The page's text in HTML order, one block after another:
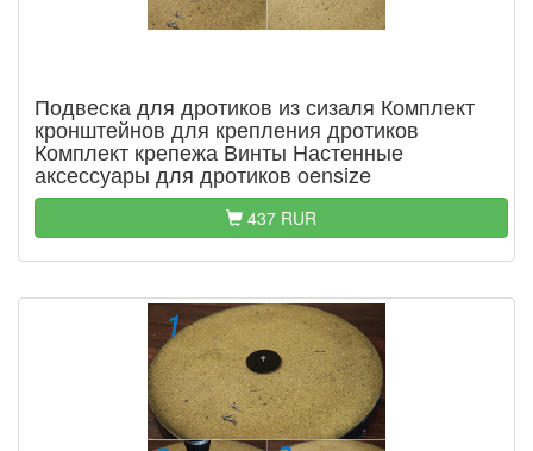
Подвеска для дротиков из сизаля Комплект
кронштейнов для крепления дротиков
Комплект крепежа Винты Настенные
аксессуары для дротиков oensize
437 RUR